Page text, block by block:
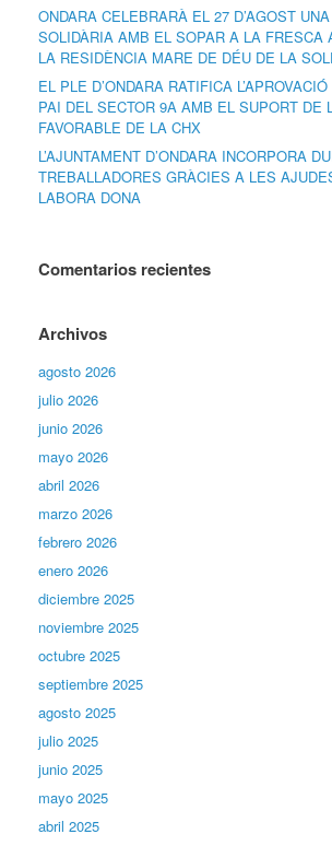
ONDARA CELEBRARÀ EL 27 D’AGOST
SOLIDÀRIA AMB EL SOPAR A LA FRESCA
LA RESIDÈNCIA MARE DE DÉU DE LA
EL PLE D’ONDARA RATIFICA
PAI DEL SECTOR 9A AMB EL SUPORT DE
FAVORABLE DE LA CHX
L’AJUNTAMENT D’ONDARA INCORPORA
TREBALLADORES GRÀCIES A LES
LABORA DONA
Comentarios recientes
Archivos
agosto 2026
julio 2026
junio 2026
mayo 2026
abril 2026
marzo 2026
febrero 2026
enero 2026
diciembre 2025
noviembre 2025
octubre 2025
septiembre 2025
agosto 2025
julio 2025
junio 2025
mayo 2025
abril 2025